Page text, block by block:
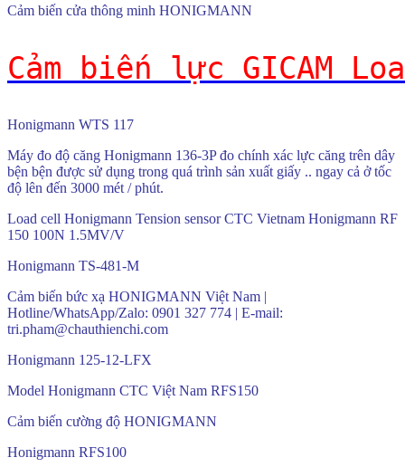
Cảm biến cửa thông minh HONIGMANN
Cảm biến lực GICAM
Honigmann WTS 117
Máy đo độ căng Honigmann 136-3P đo chính xác lực căng trên dây
bện bện được sử dụng trong quá trình sản xuất giấy .. ngay cả ở tốc
độ lên đến 3000 mét / phút.
Load cell Honigmann Tension sensor CTC Vietnam Honigmann RF
150 100N 1.5MV/V
Honigmann TS-481-M
Cảm biến bức xạ HONIGMANN Việt Nam |
Hotline/WhatsApp/Zalo: 0901 327 774 | E-mail:
tri.pham@chauthienchi.com
Honigmann 125-12-LFX
Model Honigmann CTC Việt Nam RFS150
Cảm biến cường độ HONIGMANN
Honigmann RFS100